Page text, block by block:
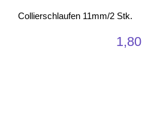
Collierschlaufen 11mm/2 Stk.
1,80